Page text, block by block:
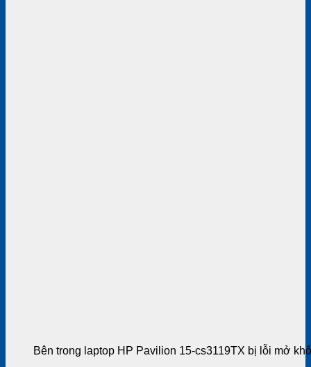
Bên trong laptop HP Pavilion 15-cs3119TX bị lỗi mở